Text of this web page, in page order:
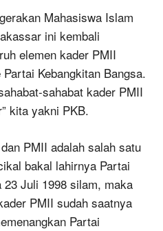
Mahasiswa Islam
ini kembali
elemen kader PMII
Kebangkitan Bangsa.
sahabat kader PMII
kita yakni PKB.
PMII adalah salah satu
bakal lahirnya Partai
23 Juli 1998 silam, maka
PMII sudah saatnya
Partai